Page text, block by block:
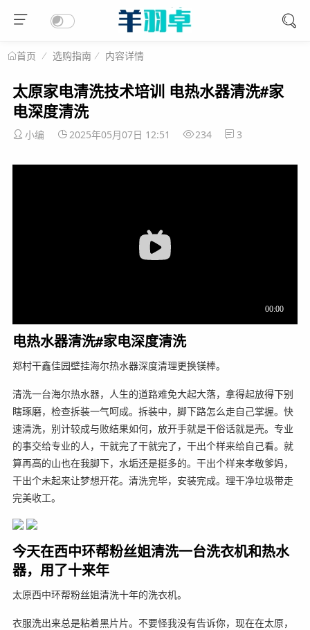
首页 选购指南 内容详情
太原家电清洗技术培训 电热水器清洗#家
电深度清洗
小编 2025年05月07日 12:51 234 3
电热水器清洗#家电深度清洗
郑村干鑫佳园壁挂海尔热水器深度清理更换镁棒。
清洗一台海尔热水器，人生的道路难免大起大落，拿得起放得下别
瞎琢磨，检查拆装一气呵成。拆装中，脚下路怎么走自己掌握。快
速清洗，别计较成与败结果如何，放开手就是干俗话就是壳。专业
的事交给专业的人，干就完了干就完了，干出个样来给自己看。就
算再高的山也在我脚下，水垢还是挺多的。干出个样来孝敬爹妈，
干出个未起来让梦想开花。清洗完毕，安装完成。理干净垃圾带走
完美收工。
今天在西中环帮粉丝姐清洗一台洗衣机和热水
器，用了十来年
太原西中环帮粉丝姐清洗十年的洗衣机。
衣服洗出来总是粘着黑片片。不要怪我没有告诉你，现在在太原，